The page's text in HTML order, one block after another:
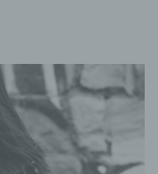
Benennung
Recht der